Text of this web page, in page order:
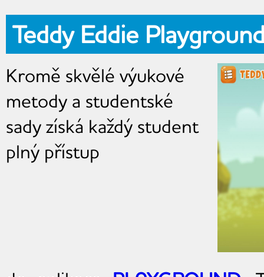
Teddy Eddie
Kromě skvělé výukové
metody a studentské
sady získá každý student
plný přístup